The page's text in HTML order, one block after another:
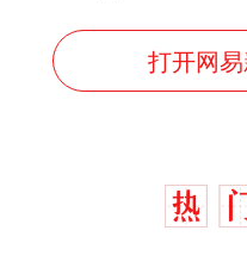
打开网